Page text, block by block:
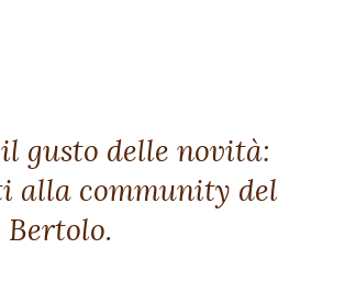
gusto delle novità:
alla community del